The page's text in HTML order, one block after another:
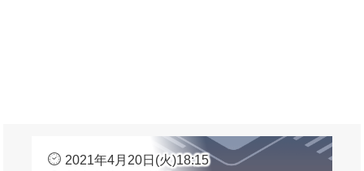
2021年4月20日(火)18:15